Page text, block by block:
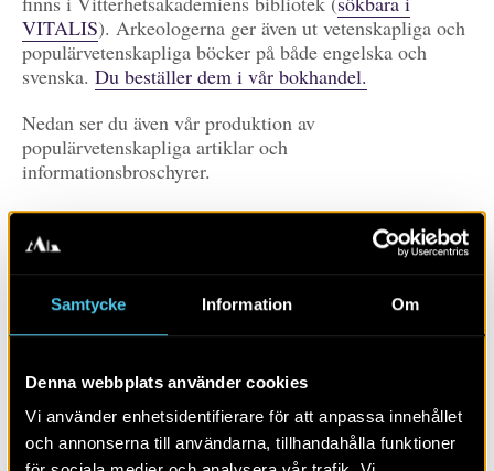
Samtycke Information Om
Denna webbplats använder cookies
Vi använder enhetsidentifierare för att anpassa innehållet
och annonserna till användarna, tillhandahålla funktioner
VITALIS). Arkeologerna ger även ut vetenskapliga och
populärvetenskapliga böcker på både engelska och
svenska. Du beställer dem i vår bokhandel.
Nedan ser du även vår produktion av
populärvetenskapliga artiklar och
informationsbroschyrer.
Prenumerera
klicka på RSS-ikonen.Det skiljer mellan olika
webbläsare, här kan du läsa mer om hur du gör (PDF)
Prenumerera på
Böcker/tidskrifter